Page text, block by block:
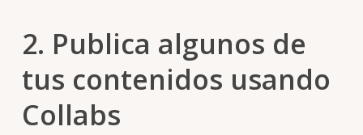
2. Publica algunos de
tus contenidos usando
Collabs